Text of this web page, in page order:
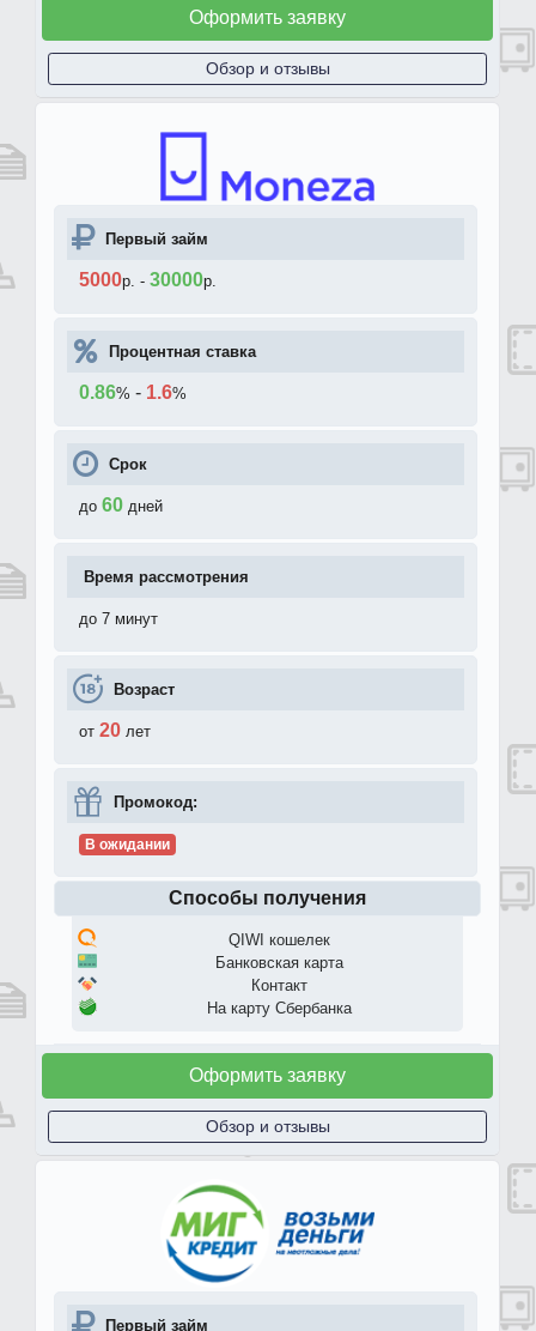
Оформить заявку
Обзор и отзывы
Первый займ
5000р. - 30000р.
Процентная ставка
0.86% - 1.6%
Срок
до 60 дней
Время рассмотрения
до 7 минут
Возраст
от 20 лет
Промокод:
В ожидании
Способы получения
QIWI кошелек
Банковская карта
Контакт
На карту Сбербанка
Оформить заявку
Обзор и отзывы
Первый займ